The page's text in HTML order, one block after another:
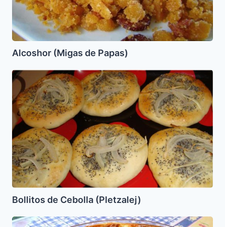
Alcoshor (Migas de Papas)
Bollitos
de
Cebolla
(Pletzalej)
Bollitos de Cebolla (Pletzalej)
Enhamar